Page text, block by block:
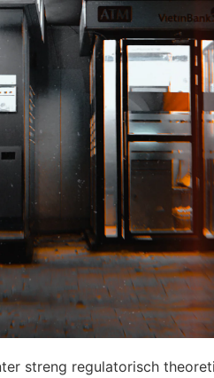
streng regulatorisch